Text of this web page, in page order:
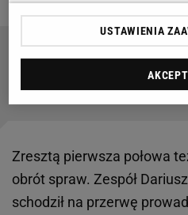
Dziesięć! I jak tu się nie śmiać z
Zresztą pierwsza połowa
obrót spraw. Zespół
schodził na przerwę
USTAWIENIA